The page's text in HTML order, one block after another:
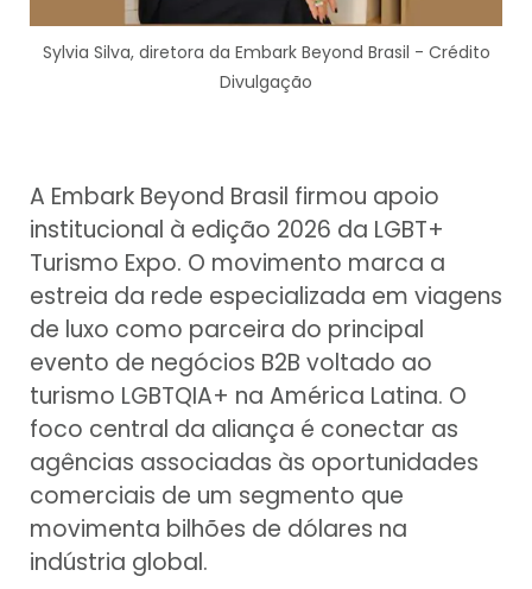
Sylvia Silva, diretora da Embark Beyond Brasil - Crédito
Divulgação
A Embark Beyond Brasil firmou apoio
institucional à edição 2026 da LGBT+
Turismo Expo. O movimento marca a
estreia da rede especializada em viagens
de luxo como parceira do principal
evento de negócios B2B voltado ao
turismo LGBTQIA+ na América Latina. O
foco central da aliança é conectar as
agências associadas às oportunidades
comerciais de um segmento que
movimenta bilhões de dólares na
indústria global.